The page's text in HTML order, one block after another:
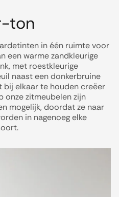
ton
in één ruimte voor
een warme zandkleurige
met roestkleurige
naast een donkerbruine
bij elkaar te houden creëer
onze zitmeubelen zijn
mogelijk, doordat ze naar
in nagenoeg elke